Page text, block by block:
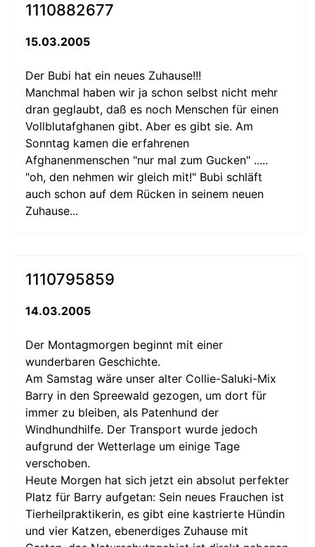
1110882677
15.03.2005
Der Bubi hat ein neues Zuhause!!!
Manchmal haben wir ja schon selbst nicht mehr
dran geglaubt, daß es noch Menschen für einen
Vollblutafghanen gibt. Aber es gibt sie. Am
Sonntag kamen die erfahrenen
Afghanenmenschen "nur mal zum Gucken" .....
"oh, den nehmen wir gleich mit!" Bubi schläft
auch schon auf dem Rücken in seinem neuen
Zuhause...
1110795859
14.03.2005
Der Montagmorgen beginnt mit einer
wunderbaren Geschichte.
Am Samstag wäre unser alter Collie-Saluki-Mix
Barry in den Spreewald gezogen, um dort für
immer zu bleiben, als Patenhund der
Windhundhilfe. Der Transport wurde jedoch
aufgrund der Wetterlage um einige Tage
verschoben.
Heute Morgen hat sich jetzt ein absolut perfekter
Platz für Barry aufgetan: Sein neues Frauchen ist
Tierheilpraktikerin, es gibt eine kastrierte Hündin
und vier Katzen, ebenerdiges Zuhause mit